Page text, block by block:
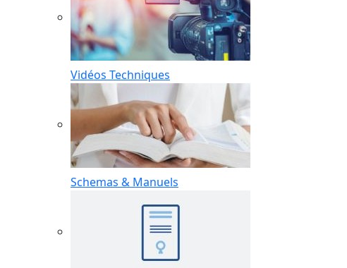
Vidéos Techniques
Schemas & Manuels